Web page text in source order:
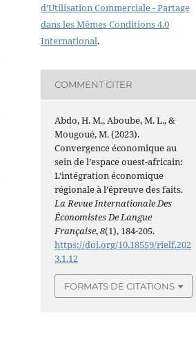
d’Utilisation Commerciale - Partage
dans les Mêmes Conditions 4.0
International.
COMMENT CITER
Abdo, H. M., Aboube, M. L., &
Mougoué, M. (2023).
Convergence économique au
sein de l’espace ouest-africain:
L’intégration économique
régionale à l’épreuve des faits.
La Revue Internationale Des
Économistes De Langue
Française,8(1), 184-205.
https://doi.org/10.18559/rielf.202
3.1.12
FORMATS DE CITATIONS